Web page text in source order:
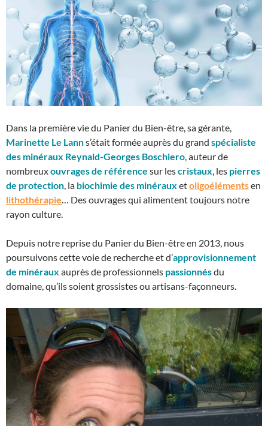
Dans la première vie du Panier du Bien-être, sa gérante,
Marinette Le Lanns’était formée auprès du grand spécialiste
des minéraux Reynald-Georges Boschiero , auteur de
nombreuxouvrages de référence sur lescristaux , les pierres
de protection , la biochimie des minéraux etoligoélémentsen
lithothérapie … Des ouvrages qui alimentent toujours notre
rayon culture.
Depuis notre reprise du Panier du Bien-être en 2013, nous
poursuivons cette voie de recherche et d’approvisionnement
de minéraux auprès de professionnels passionnésdu
domaine, qu’ils soient grossistes ou artisans-façonneurs.